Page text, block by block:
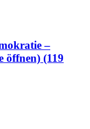
–
öffnen) (119